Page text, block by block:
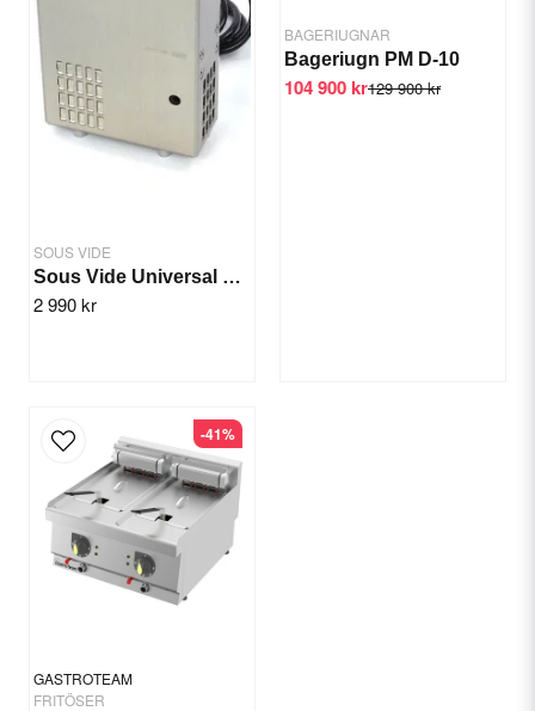
SOUS VIDE
Sous Vide Universal Pro
2 990 kr
BAGERIUGNAR
Bageriugn PM D-10
129 900 kr
104 900 kr
GASTROTEAM
FRITÖSER
-41%
Watt (W): 1000 W
Send question